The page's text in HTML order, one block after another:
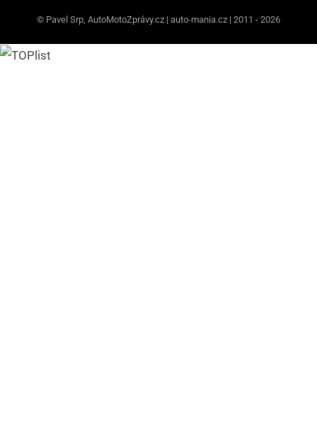
© Pavel Srp, AutoMotoZprávy.cz | auto-mania.cz | 2011 - 2026